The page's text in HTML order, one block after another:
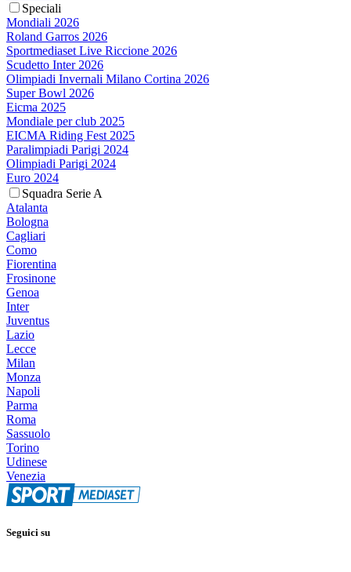
Speciali
Mondiali 2026
Roland Garros 2026
Sportmediaset Live Riccione 2026
Scudetto Inter 2026
Olimpiadi Invernali Milano Cortina 2026
Super Bowl 2026
Eicma 2025
Mondiale per club 2025
EICMA Riding Fest 2025
Paralimpiadi Parigi 2024
Olimpiadi Parigi 2024
Euro 2024
Squadra Serie A
Atalanta
Bologna
Cagliari
Como
Fiorentina
Frosinone
Genoa
Inter
Juventus
Lazio
Lecce
Milan
Monza
Napoli
Parma
Roma
Sassuolo
Torino
Udinese
Venezia
Seguici su